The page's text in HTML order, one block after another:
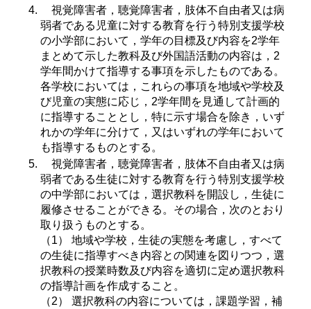
視覚障害者，聴覚障害者，肢体不自由者又は病
弱者である児童に対する教育を行う特別支援学校
の小学部において，学年の目標及び内容を2学年
まとめて示した教科及び外国語活動の内容は，2
学年間かけて指導する事項を示したものである。
各学校においては，これらの事項を地域や学校及
び児童の実態に応じ，2学年間を見通して計画的
に指導することとし，特に示す場合を除き，いず
れかの学年に分けて，又はいずれの学年において
も指導するものとする。
視覚障害者，聴覚障害者，肢体不自由者又は病
弱者である生徒に対する教育を行う特別支援学校
の中学部においては，選択教科を開設し，生徒に
履修させることができる。その場合，次のとおり
取り扱うものとする。
（1） 地域や学校，生徒の実態を考慮し，すべて
の生徒に指導すべき内容との関連を図りつつ，選
択教科の授業時数及び内容を適切に定め選択教科
の指導計画を作成すること。
（2） 選択教科の内容については，課題学習，補